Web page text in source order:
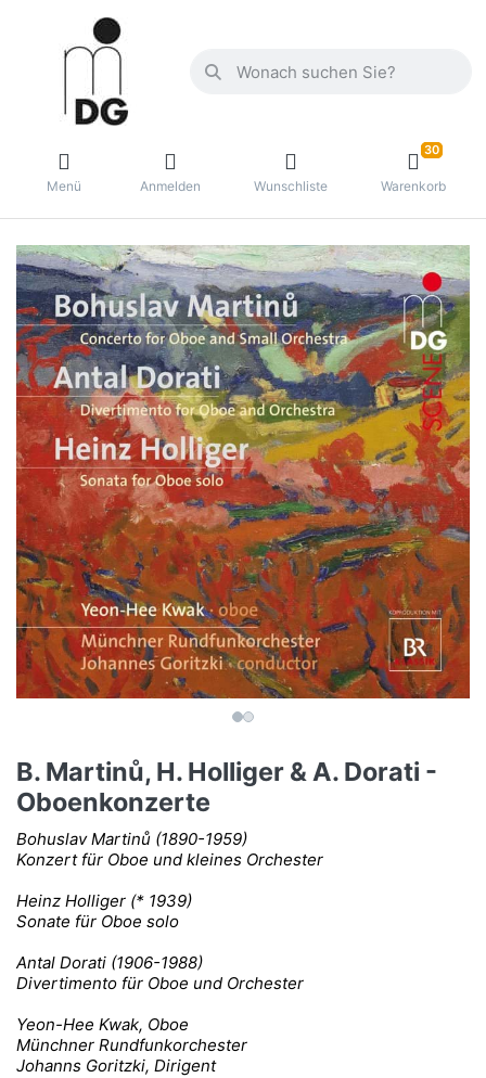
Menü Anmelden Wunschliste
30
Warenkorb
B. Martinů, H. Holliger & A. Dorati -
Oboenkonzerte
Bohuslav Martinů (1890-1959)
Konzert für Oboe und kleines Orchester
Heinz Holliger (* 1939)
Sonate für Oboe solo
Antal Dorati (1906-1988)
Divertimento für Oboe und Orchester
Yeon-Hee Kwak, Oboe
Münchner Rundfunkorchester
Johanns Goritzki, Dirigent